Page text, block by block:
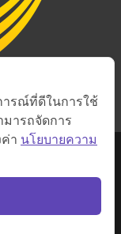
Commons
รณ์ที่ดีในการใช้
ารถจัดการ
า นโยบายความ